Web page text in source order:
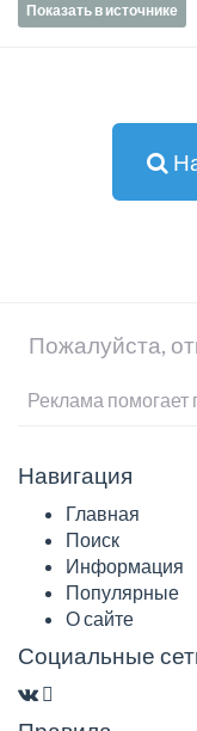
Показать в источнике
Пожалуйста,
Навигация
Главная
Поиск
Информация
Популярные
О сайте
Социальные